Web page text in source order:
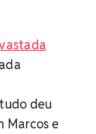
deu
Marcos e